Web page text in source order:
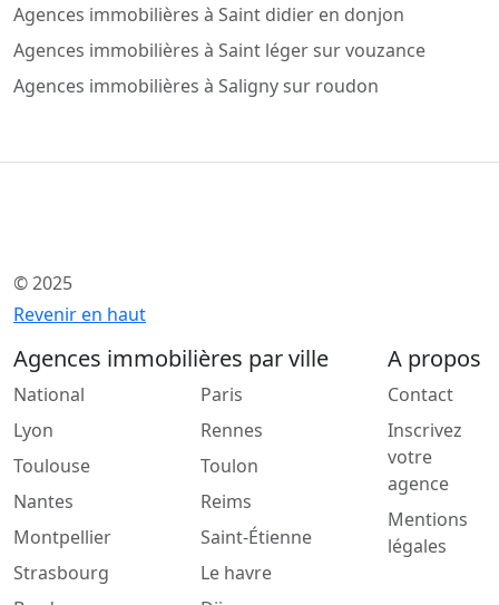
Agences immobilières à Saint didier en donjon
Agences immobilières à Saint léger sur vouzance
Agences immobilières à Saligny sur roudon
© 2025
Revenir en haut
Agences immobilières par ville
National
Lyon
Toulouse
Nantes
Montpellier
Strasbourg
Paris
Rennes
Toulon
Reims
Saint-Étienne
Le havre
A propos
Contact
Inscrivez
votre
agence
Mentions
légales